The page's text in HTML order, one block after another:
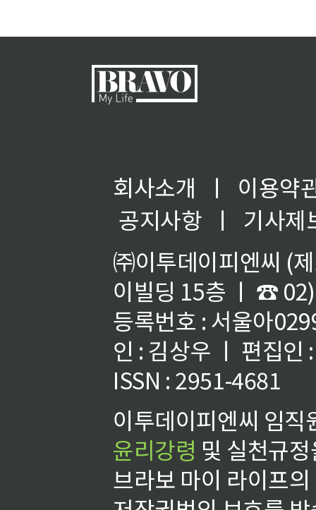
회사소개 ㅣ
이용약
공지사항
ㅣ
기사제
㈜이투데이피엔씨 (
이빌딩 15층 ㅣ ☎
등록번호 : 서울아
인 : 김상우 ㅣ 편집인
ISSN : 2951-4681
이투데이피엔씨 임
윤리강령 및 실천규
브라보 마이 라이프